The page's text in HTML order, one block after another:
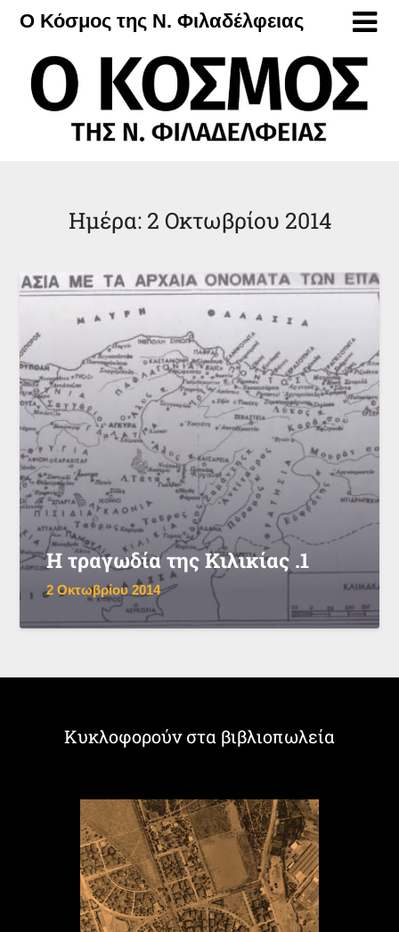
Μετάβαση
περιεχόμενο
Ο Κόσμος της Ν. Φιλαδέλφειας
Ημέρα: 2 Οκτωβρίου 2014
Η τραγωδία της Κιλικίας .1
2 Οκτωβρίου 2014
Κυκλοφορούν στα βιβλιοπωλεία